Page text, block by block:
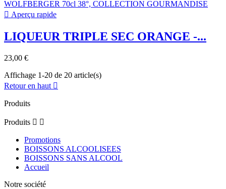
 Aperçu rapide
LIQUEUR TRIPLE SEC ORANGE -...
23,00 €
Affichage 1-20 de 20 article(s)
Retour en haut 
Produits
Produits  
Promotions
BOISSONS ALCOOLISEES
BOISSONS SANS ALCOOL
Accueil
Notre société